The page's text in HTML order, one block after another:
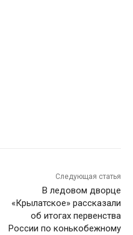
Следующая статья
В ледовом дворце
«Крылатское» рассказали
об итогах первенства
России по конькобежному